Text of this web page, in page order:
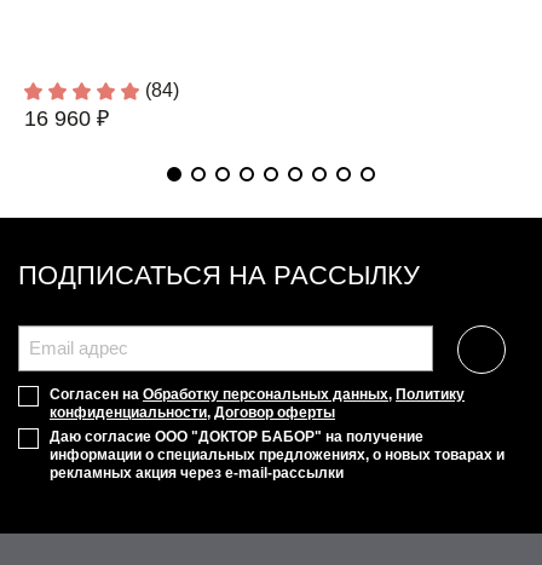
(84)
16 960 ₽
ПОДПИСАТЬСЯ НА РАССЫЛКУ
Согласен на Обработку персональных данных, Политику
конфиденциальности, Договор оферты
Даю согласие ООО "ДОКТОР БАБОР" на получение
информации о специальных предложениях, о новых товарах и
рекламных акция через e-mail-рассылки